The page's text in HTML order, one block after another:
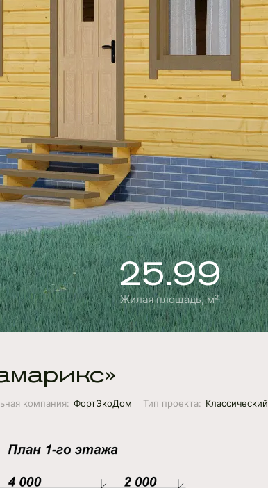
25.99
Жилая площадь, м²
компания: ФортЭкоДом Тип проекта: Классический